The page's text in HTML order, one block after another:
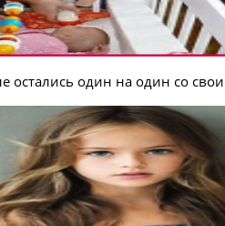
остались один на один со